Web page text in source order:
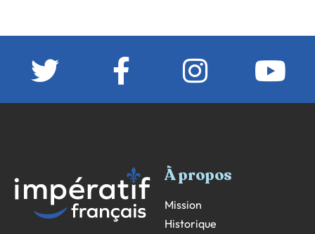
À propos
Mission
Historique